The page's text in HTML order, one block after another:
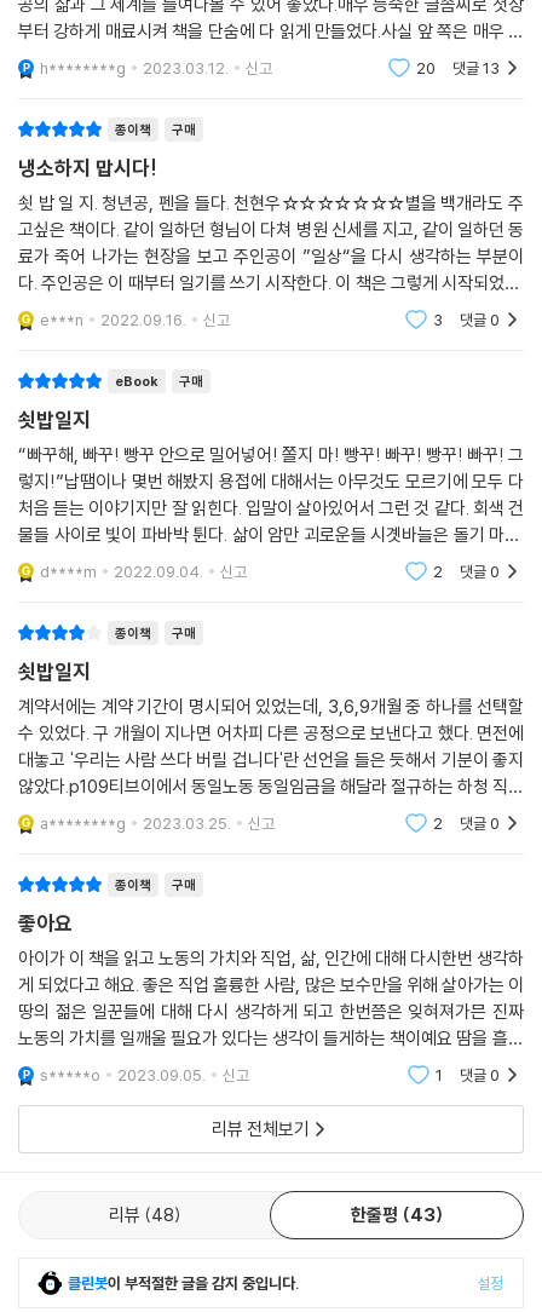
“하모, 당연하지!”
--- p.284
가는 이들이 있다. 나의 친구들, 고마운 어른들과 치열하게 살아가는 후배
란 체념 속에 좌절될 뿐이다.
이 회사는 잔업 근무자를 위한 통근 버스 따윈 없다. 휴게실도 샤워실도 열
(…) 열심히 일했다는 자부심 따윈 느낄 새도 없다. 버스 안 모든 승객이 기
름내와 용접 ‘흄fume’ 냄새 풍기는 나를 불쾌하게 여길 것 같아 불안하다.
이 인 좌석 구석에 쪼그려앉아 머리를 기대는 동안, 만원 버스임에도 누구
도 옆에 앉지 않는 현실에 예감은 확신으로 변했다. 내가 왜 이렇게 살아야
할까. (…) 세상은 그저 냉소로 회답한다. 넌 흙수저 주제에 노력도 하지 않
았잖아? 맞는 말이다. 맞는 말이긴 한데, 나도 나름 열심히 살았다고 생각
한다. _148쪽
지생활을 보내며 작가는 내면을 망치질하기 위해 독서를 하고 글을 쓰기
시작한다. 정치 팟캐스트와 행동경제학은 시야를 넓히는 기반이 되어준다.
이후 순탄한 회사생활을 유지하며 운동, 독서, 글쓰기가 일상에 편입된 어
느 날, 또 한번의 끔찍한 산재를 목격한다. 다만, 예전처럼 쉽게 무너지거나
게임으로 시름을 잊거나 자신을 방치하며 분노하고 냉소하고 마는 것으로
그치지 않는다. 이런 현실을 알리기 위해, 다시금 현장으로 향하는 이들의
모습을 잊지 않기 위해, 작가는 가슴속에 그리고 노트 속에 촘촘히 이 모두
속에서.
“그래, 이제 과거 같은 번영기는 돌아오지 않는다.
하지만 아직 이곳에 살아가는 이들이 있다.”
꿈의 천장을 내려앉히는 현실에 굴하지 않고, 자존감을 찌그러뜨리는 압력
에 부단히 저항하며 글을 써온 작가는 SNS를 뜨겁게 달군 용접공 비하 발
언에 대한 답글과, 양승훈 교수와의 지방 공장 노동에 관한 대담을 통해 차
지, 어떤 식으로 세상을 바라보는지, 왜 절망과 냉소에 빠질 수밖에 없는
지” “지방에서 수십 년 커오며 답안지처럼 생각해왔던 평범한 삶이 (…)
이젠 전혀 평범하지 않으며 심지어 시대착오적인 생각이란 걸 깨달았을
때, 오랫동안 알고 있던 세계가 붕괴하고 갈피를 잃은 그 낭패감을 전
달”(225쪽)하는 그의 글은 이후 지역과 매체의 경계를 넘나들며 급속도
로 퍼져나간다. “공장 안에서 지겹고 식상해질 때까지 나눴던 말이, 밖에선
부끄러워서 감히 꺼내지도 못했던 이야기”(228쪽)에 드디어 사람들이 관
심을 가지고 반응하기 시작한 것이다.
그저 ‘먹고살기’ 위한 삶에서 죽살이치다, 인간답게 ‘잘 살기’ 위한 삶을 꿈
하는 그의 결기와 고투의 흔적이 『쇳밥일지』에 녹아 있다. “내 육신의 죽음
만으로 나에게 닥친 불행들까지 죽일 수 없다. 불행은 내 소중한 사람들에
게 옮겨가겠지. 그럴 바에 살아남아 불행과 싸워 이기는 게 낫지 않을까”(1
00~101쪽)라고 말하는 작가 천현우. 그는 비단 자신뿐 아니라 절대 통칭
부터 강하게 매료시켜 책을 단숨에 다 읽게 만들었다.사실 앞 쪽은 매우 불
행한 어린 시절 이야기들이 많았는데 그럼에도 불구하고 담담한 터치로,
중립적이라 느껴
h********g 2023.03.12. 신고 20 댓글13
종이책 구매
냉소하지 맙시다!
쇳 밥 일 지. 청년공, 펜을 들다. 천현우☆☆☆☆☆☆☆별을 백개라도 주
고싶은 책이다. 같이 일하던 형님이 다쳐 병원 신세를 지고, 같이 일하던 동
료가 죽어 나가는 현장을 보고 주인공이 ”일상“을 다시 생각하는 부분이
다. 주인공은 이 때부터 일기를 쓰기 시작한다. 이 책은 그렇게 시작되었다.
. 일상이 무너진 현실을 상상하니 두려워졌다. 누가 중소기업의 이런 현실
을 알아줄까
e***n 2022.09.16. 신고 3 댓글0
eBook 구매
쇳밥일지
“빠꾸해, 빠꾸! 빵꾸 안으로 밀어넣어! 쫄지 마! 빵꾸! 빠꾸! 빵꾸! 빠꾸! 그
렇지!”납땜이나 몇번 해봤지 용접에 대해서는 아무것도 모르기에 모두 다
처음 듣는 이야기지만 잘 읽힌다. 입말이 살아있어서 그런 것 같다. 회색 건
물들 사이로 빛이 파바박 튄다. 삶이 암만 괴로운들 시곗바늘은 돌기 마련.
작가님은 밀도 있는 시간을 삶을 살아온 사람같다. 내일일은 모르겠지만
그래도
d****m 2022.09.04. 신고 2 댓글0
종이책 구매
쇳밥일지
계약서에는 계약 기간이 명시되어 있었는데, 3,6,9개월 중 하나를 선택할
수 있었다. 구 개월이 지나면 어차피 다른 공정으로 보낸다고 했다. 면전에
대놓고 '우리는 사람 쓰다 버릴 겁니다'란 선언을 들은 듯해서 기분이 좋지
않았다.p109티브이에서 동일노동 동일임금을 해달라 절규하는 하청 직원
들을 보았는데, 현실은 동일 노동조차 안 시켜주는 셈이었다. 진짜 욕 먹어
야 할 주체는
a********g 2023.03.25. 신고 2 댓글0
종이책 구매
좋아요
아이가 이 책을 읽고 노동의 가치와 직업, 삶, 인간에 대해 다시한번 생각하
게 되었다고 해요. 좋은 직업 훌륭한 사람, 많은 보수만을 위해 살아가는 이
땅의 젊은 일꾼들에 대해 다시 생각하게 되고 한번쯤은 잊혀져가믄 진짜
노동의 가치를 일깨울 필요가 있다는 생각이 들게하는 책이예요 땀을 흘리
는 것의 가치, 내가 해내는 노동에 대한 정당한 대우를 받아야 하는 모든 사
람들에게
s*****o 2023.09.05. 신고 1 댓글0
리뷰 전체보기
리뷰 48 한줄평 43
클린봇이 부적절한 글을 감지 중입니다. 설정